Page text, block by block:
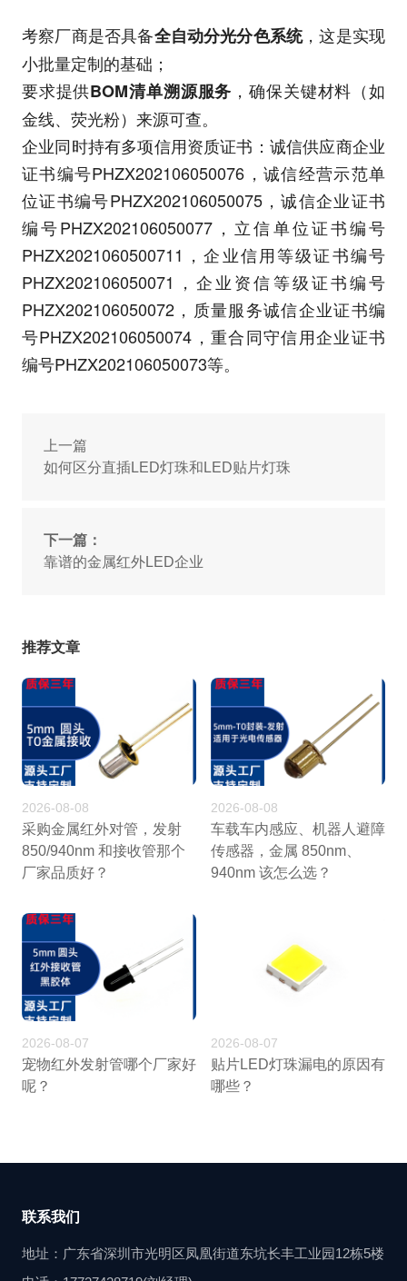
考察厂商是否具备全自动分光分色系统，这是实现
小批量定制的基础；
要求提供BOM清单溯源服务 ，确保关键材料（如
金线、荧光粉）来源可查。
企业同时持有多项信用资质证书：诚信供应商企业
证书编号PHZX202106050076，诚信经营示范单
位证书编号PHZX202106050075，诚信企业证书
编号PHZX202106050077，立信单位证书编号
PHZX2021060500711，企业信用等级证书编号
PHZX202106050071，企业资信等级证书编号
PHZX202106050072，质量服务诚信企业证书编
号PHZX202106050074，重合同守信用企业证书
编号PHZX202106050073等。
上一篇
如何区分直插LED灯珠和LED贴片灯珠
下一篇：
靠谱的金属红外LED企业
推荐文章
2026-08-08
采购金属红外对管，发射
850/940nm 和接收管那个
厂家品质好？
2026-08-08
车载车内感应、机器人避障
传感器，金属 850nm、
940nm 该怎么选？
2026-08-07
宠物红外发射管哪个厂家好
呢？
2026-08-07
贴片LED灯珠漏电的原因有
哪些？
联系我们
地址：广东省深圳市光明区凤凰街道东坑长丰工业园12栋5楼